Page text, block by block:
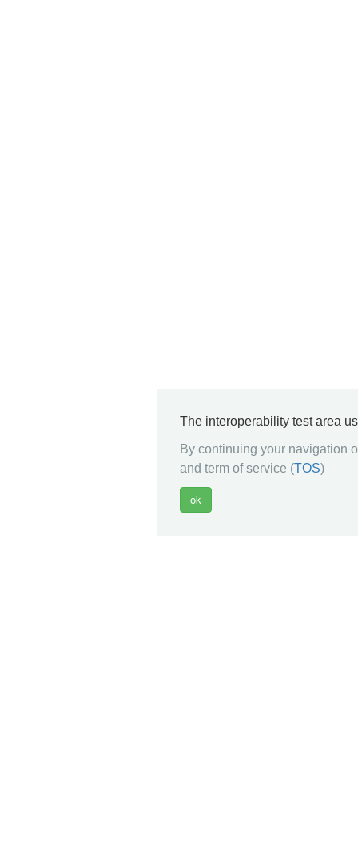
The interoperability test area
By continuing your navigation
and term of service (TOS)